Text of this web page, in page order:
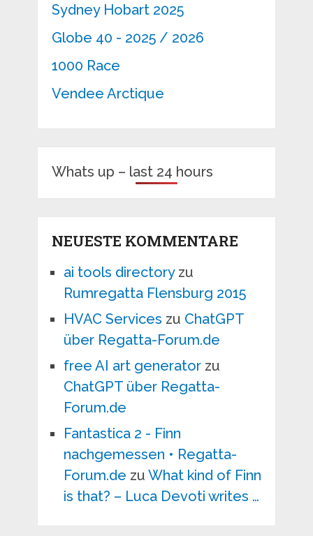
Sydney Hobart 2025
Globe 40 - 2025 / 2026
1000 Race
Vendee Arctique
Whats up – last 24 hours
NEUESTE KOMMENTARE
ai tools directoryzu
Rumregatta Flensburg 2015
HVAC Services zu ChatGPT
über Regatta-Forum.de
free AI art generatorzu
ChatGPT über Regatta-
Forum.de
Fantastica 2 - Finn
nachgemessen • Regatta-
Forum.de zu What kind of Finn
is that? – Luca Devoti writes …